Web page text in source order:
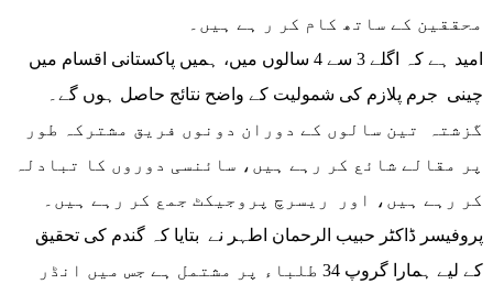
محققین کے ساتھ کام کر ر ہے ہیں۔
چینی جرم پلازم کی شمولیت کے واضح نتائج حاصل ہوں گے۔
پر مقالے شائع کر رہے ہیں، سائنسی دوروں کا تبادلہ
کر رہے ہیں، اور ریسرچ پروجیکٹ جمع کر رہے ہیں۔
کے لیے ہمارا گروپ 34 طلباء پر مشتمل ہے جس میں انڈر